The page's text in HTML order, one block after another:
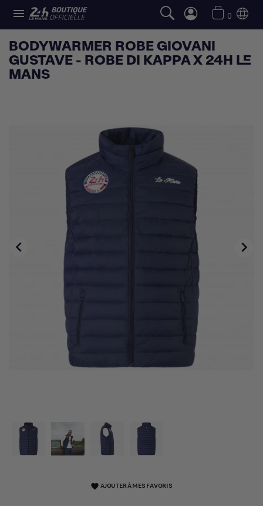
 0
BODYWARMER ROBE GIOVANI
GUSTAVE - ROBE DI KAPPA X 24H LE
MANS
 
favorite AJOUTER À MES FAVORIS